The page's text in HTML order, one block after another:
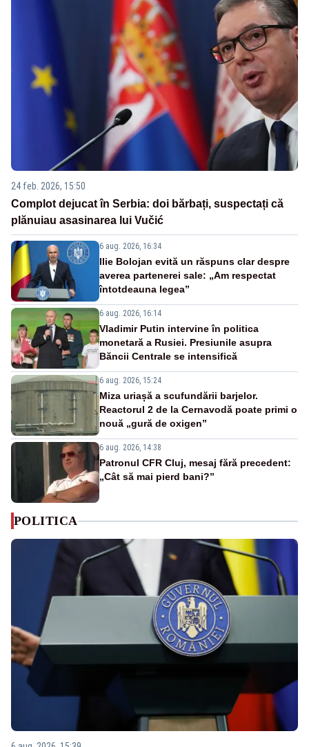
24 feb. 2026, 15:50
Complot dejucat în Serbia: doi bărbați, suspectați că
plănuiau asasinarea lui Vučić
6 aug. 2026, 16:34
Ilie Bolojan evită un răspuns clar despre
averea partenerei sale: „Am respectat
întotdeauna legea”
6 aug. 2026, 16:14
Vladimir Putin intervine în politica
monetară a Rusiei. Presiunile asupra
Băncii Centrale se intensifică
6 aug. 2026, 15:24
Miza uriașă a scufundării barjelor.
Reactorul 2 de la Cernavodă poate primi o
nouă „gură de oxigen”
6 aug. 2026, 14:38
Patronul CFR Cluj, mesaj fără precedent:
„Cât să mai pierd bani?”
POLITICA